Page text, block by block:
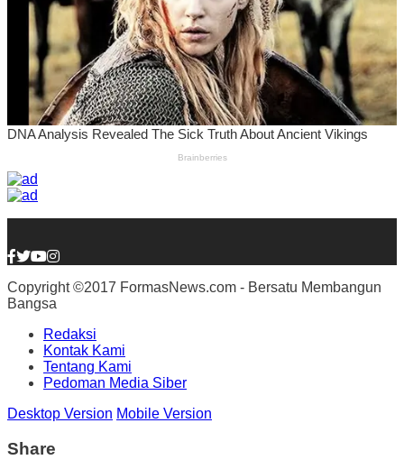
Copyright ©2017 FormasNews.com - Bersatu Membangun
Bangsa
Redaksi
Kontak Kami
Tentang Kami
Pedoman Media Siber
Desktop Version Mobile Version
Share